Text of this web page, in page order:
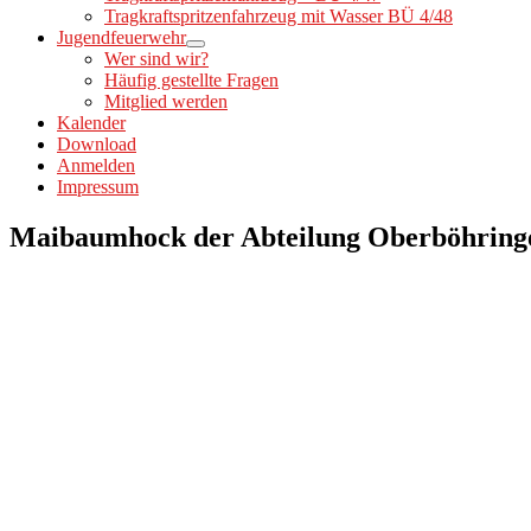
Tragkraftspritzenfahrzeug mit Wasser BÜ 4/48
Jugendfeuerwehr
Wer sind wir?
Häufig gestellte Fragen
Mitglied werden
Kalender
Download
Anmelden
Impressum
Maibaumhock der Abteilung